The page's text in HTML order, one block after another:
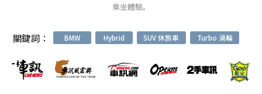
乘坐體驗。
關鍵詞： BMW Hybrid SUV 休旅車 Turbo 渦輪